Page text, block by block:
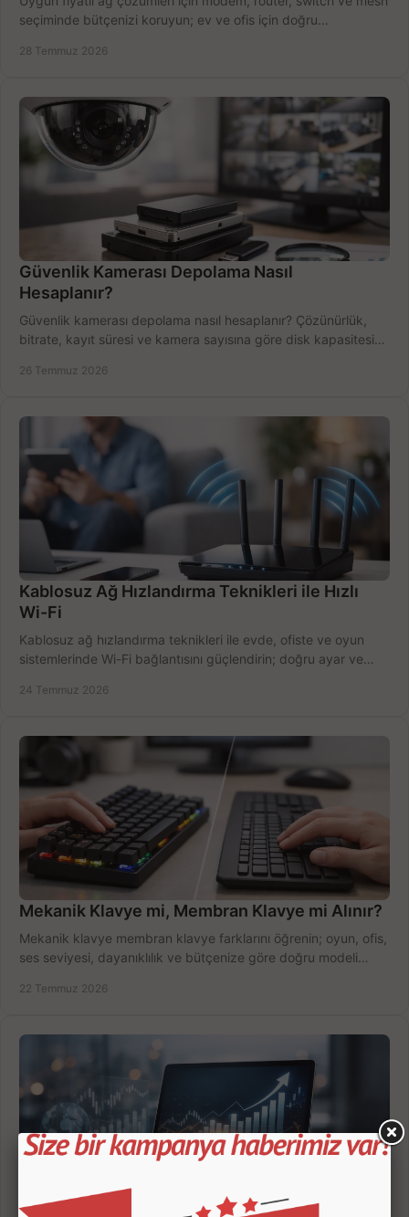
seçiminde bütçenizi koruyun; ev ve ofis için doğru
28 Temmuz 2026
Güvenlik Kamerası Depolama Nasıl
Hesaplanır?
Güvenlik kamerası depolama nasıl hesaplanır? Çözünürlük,
bitrate, kayıt süresi ve kamera sayısına göre disk kapasitesini
26 Temmuz 2026
Kablosuz Ağ Hızlandırma Teknikleri ile Hızlı
Wi-Fi
Kablosuz ağ hızlandırma teknikleri ile evde, ofiste ve oyun
sistemlerinde Wi-Fi bağlantısını güçlendirin; doğru ayar ve
24 Temmuz 2026
Mekanik Klavye mi, Membran Klavye mi Alınır?
Mekanik klavye membran klavye farklarını öğrenin; oyun, ofis,
ses seviyesi, dayanıklılık ve bütçenize göre doğru modeli
22 Temmuz 2026
2026 laptop fiyat trendleri nasıl şekillenecek?